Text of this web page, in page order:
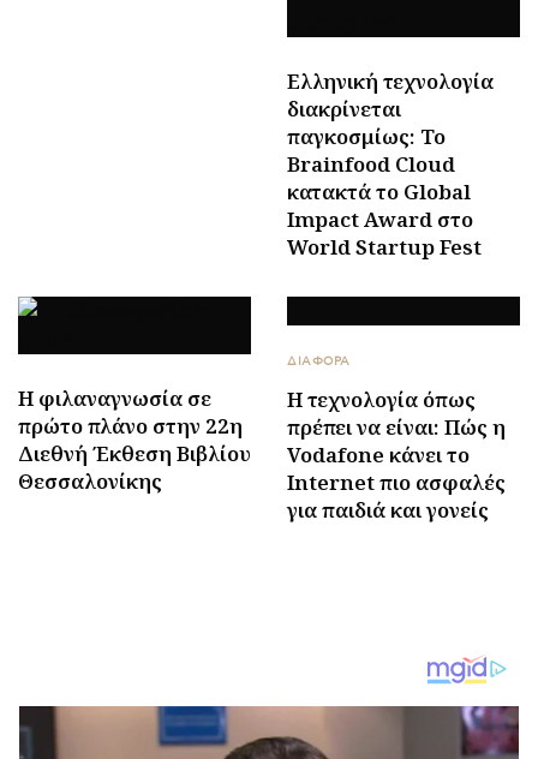
Ελληνική τεχνολογία
διακρίνεται
παγκοσμίως: Το
Brainfood Cloud
κατακτά το Global
Impact Award στο
World Startup Fest
Η φιλαναγνωσία σε
πρώτο πλάνο στην 22η
Διεθνή Έκθεση Βιβλίου
Θεσσαλονίκης
ΔΙΑΦΟΡΑ
Η τεχνολογία όπως
πρέπει να είναι: Πώς η
Vodafone κάνει το
Internet πιο ασφαλές
για παιδιά και γονείς